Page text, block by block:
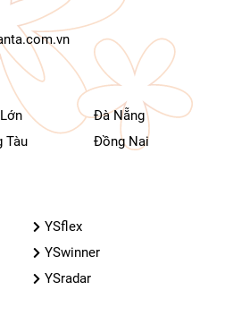
Đà Nẵng
Tàu Đồng Nai
YSflex
YSwinner
YSradar